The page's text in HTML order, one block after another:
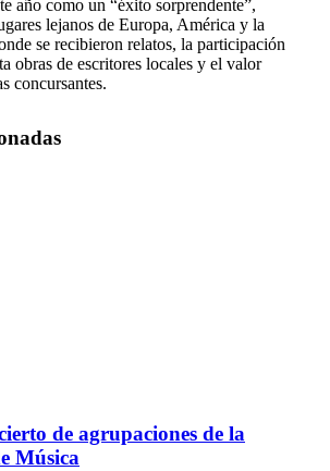
año como un “éxito sorprendente”,
lejanos de Europa, América y la
se recibieron relatos, la participación
obras de escritores locales y el valor
concursantes.
de agrupaciones de la
Música